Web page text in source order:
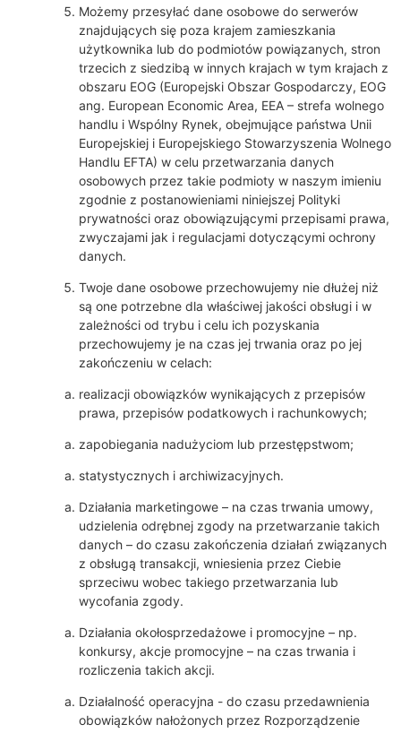
Możemy przesyłać dane osobowe do serwerów
znajdujących się poza krajem zamieszkania
użytkownika lub do podmiotów powiązanych, stron
trzecich z siedzibą w innych krajach w tym krajach z
obszaru EOG (Europejski Obszar Gospodarczy, EOG
ang. European Economic Area, EEA – strefa wolnego
handlu i Wspólny Rynek, obejmujące państwa Unii
Europejskiej i Europejskiego Stowarzyszenia Wolnego
Handlu EFTA) w celu przetwarzania danych
osobowych przez takie podmioty w naszym imieniu
zgodnie z postanowieniami niniejszej Polityki
prywatności oraz obowiązującymi przepisami prawa,
zwyczajami jak i regulacjami dotyczącymi ochrony
danych.
Twoje dane osobowe przechowujemy nie dłużej niż
są one potrzebne dla właściwej jakości obsługi i w
zależności od trybu i celu ich pozyskania
przechowujemy je na czas jej trwania oraz po jej
zakończeniu w celach:
realizacji obowiązków wynikających z przepisów
prawa, przepisów podatkowych i rachunkowych;
zapobiegania nadużyciom lub przestępstwom;
statystycznych i archiwizacyjnych.
Działania marketingowe – na czas trwania umowy,
udzielenia odrębnej zgody na przetwarzanie takich
danych – do czasu zakończenia działań związanych
z obsługą transakcji, wniesienia przez Ciebie
sprzeciwu wobec takiego przetwarzania lub
wycofania zgody.
Działania okołosprzedażowe i promocyjne – np.
konkursy, akcje promocyjne – na czas trwania i
rozliczenia takich akcji.
Działalność operacyjna - do czasu przedawnienia
obowiązków nałożonych przez Rozporządzenie